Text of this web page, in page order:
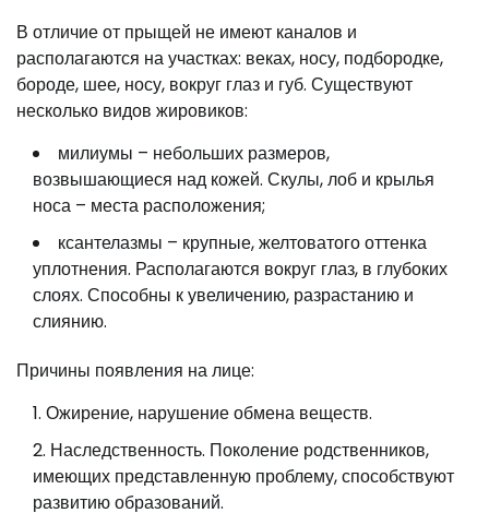
В отличие от прыщей не имеют каналов и
располагаются на участках: веках, носу, подбородке,
бороде, шее, носу, вокруг глаз и губ. Существуют
несколько видов жировиков:
милиумы – небольших размеров,
возвышающиеся над кожей. Скулы, лоб и крылья
носа – места расположения;
ксантелазмы – крупные, желтоватого оттенка
уплотнения. Располагаются вокруг глаз, в глубоких
слоях. Способны к увеличению, разрастанию и
слиянию.
Причины появления на лице:
Ожирение, нарушение обмена веществ.
Наследственность. Поколение родственников,
имеющих представленную проблему, способствуют
развитию образований.